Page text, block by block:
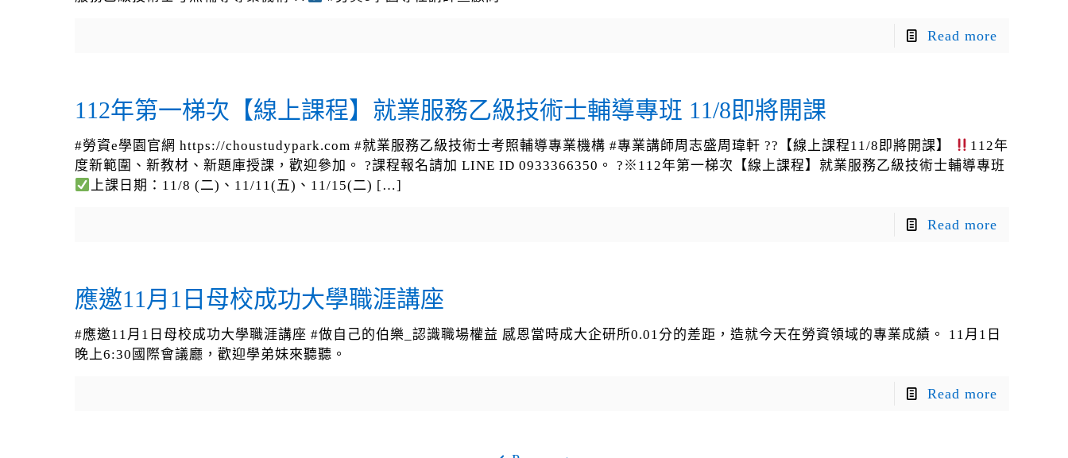
Read more
112年第一梯次【線上課程】就業服務乙級技術士輔導專班 11/8即將開課
#勞資e學園官網 https://choustudypark.com #就業服務乙級技術士考照輔導專業機構 #專業講師周志盛周瑋軒 ??【線上課程11/8即將開課】
112年
度新範圍、新教材、新題庫授課，歡迎參加。 ?課程報名請加 LINE ID 0933366350。 ?※112年第一梯次【線上課程】就業服務乙級技術士輔導專班
上課日期：11/8 (二)、11/11(五)、11/15(二) […]
Read more
應邀11月1日母校成功大學職涯講座
#應邀11月1日母校成功大學職涯講座 #做自己的伯樂_認識職場權益 感恩當時成大企研所0.01分的差距，造就今天在勞資領域的專業成績。 11月1日
晚上6:30國際會議廳，歡迎學弟妹來聽聽。
Read more